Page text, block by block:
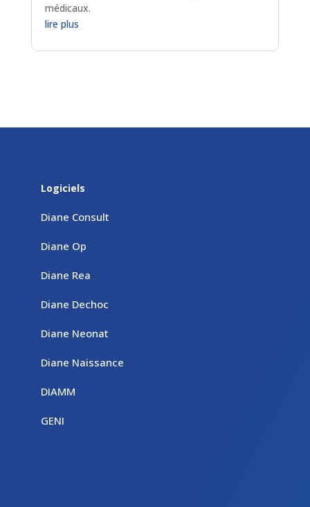
médicaux.
lire plus
Logiciels
Diane Consult
Diane Op
Diane Rea
Diane Dechoc
Diane Neonat
Diane Naissance
DIAMM
GENI